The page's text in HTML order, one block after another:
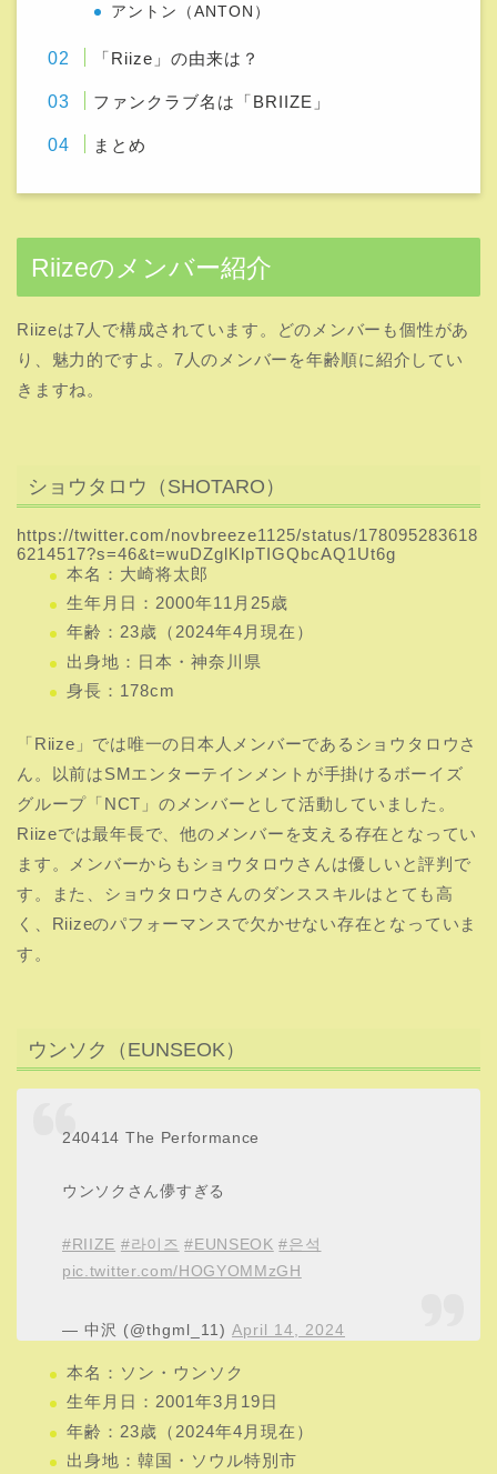
アントン（ANTON）
「Riize」の由来は？
ファンクラブ名は「BRIIZE」
まとめ
Riizeのメンバー紹介
Riizeは7人で構成されています。どのメンバーも個性があ
り、魅力的ですよ。7人のメンバーを年齢順に紹介してい
きますね。
ショウタロウ（SHOTARO）
https://twitter.com/novbreeze1125/status/178095283618
6214517?s=46&t=wuDZglKlpTIGQbcAQ1Ut6g
本名：大崎将太郎
生年月日：2000年11月25歳
年齢：23歳（2024年4月現在）
出身地：日本・神奈川県
身長：178cm
「Riize」では唯一の日本人メンバーであるショウタロウさ
ん。以前はSMエンターテインメントが手掛けるボーイズ
グループ「NCT」のメンバーとして活動していました。
Riizeでは最年長で、他のメンバーを支える存在となってい
ます。メンバーからもショウタロウさんは優しいと評判で
す。また、ショウタロウさんのダンススキルはとても高
く、Riizeのパフォーマンスで欠かせない存在となっていま
す。
ウンソク（EUNSEOK）
240414 The Performance
ウンソクさん儚すぎる
#RIIZE #라이즈 #EUNSEOK #은석
pic.twitter.com/HOGYOMMzGH
— 中沢 (@thgml_11)April 14, 2024
本名：ソン・ウンソク
生年月日：2001年3月19日
年齢：23歳（2024年4月現在）
出身地：韓国・ソウル特別市